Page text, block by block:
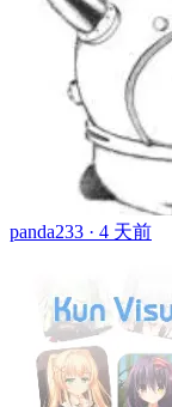
panda233 · 4 天前